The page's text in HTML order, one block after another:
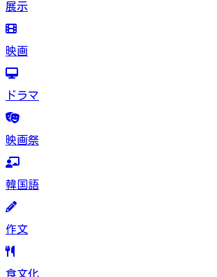
展示
映画
ドラマ
映画祭
韓国語
作文
食文化